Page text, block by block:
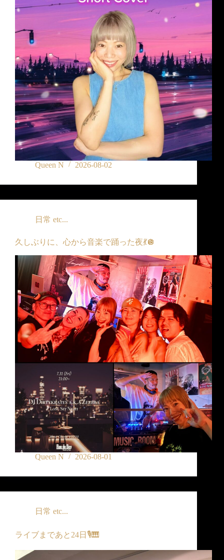
Queen N 2026-08-02
日常 etc...
久しぶりに、心から音楽で踊った夜💃🪩
Queen N 2026-08-01
日常 etc...
ライブまであと24日🎙️🎹